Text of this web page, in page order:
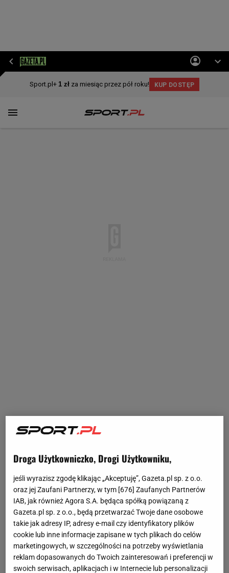
Droga Użytkowniczko, Drogi Użytkowniku,
jeśli wyrazisz zgodę klikając „Akceptuję”, Gazeta.pl sp. z o.o.
oraz jej Zaufani Partnerzy, w tym [676] Zaufanych Partnerów
IAB, jak również Agora S.A. będąca spółką powiązaną z
Gazeta.pl sp. z o.o., będą przetwarzać Twoje dane osobowe
takie jak adresy IP, adresy e-mail czy identyfikatory plików
cookie lub inne informacje zapisane w tych plikach do celów
marketingowych, w szczególności na potrzeby wyświetlania
reklam dopasowanych do Twoich zainteresowań i preferencji w
swoich serwisach, aplikacjach i w Internecie lub personalizacji